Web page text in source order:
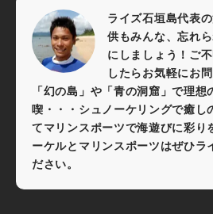
ライズ石垣島代表
供もみんな、忘れ
にしましょう！ご
したらお気軽にお
「幻の島」や「青の洞窟」で理
喫・・・シュノーケリングで癒し
てマリンスポーツで海遊びに彩り
ーケルとマリンスポーツはぜひラ
ださい。